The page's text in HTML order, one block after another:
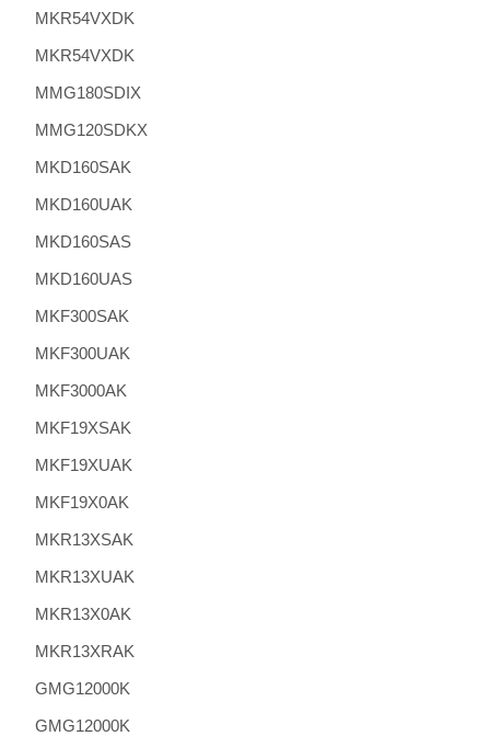
MKR54VXDK
MKR54VXDK
MMG180SDIX
MMG120SDKX
MKD160SAK
MKD160UAK
MKD160SAS
MKD160UAS
MKF300SAK
MKF300UAK
MKF3000AK
MKF19XSAK
MKF19XUAK
MKF19X0AK
MKR13XSAK
MKR13XUAK
MKR13X0AK
MKR13XRAK
GMG12000K
GMG12000K